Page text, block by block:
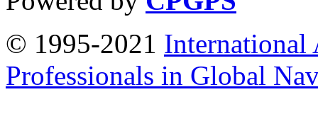
© 1995-2021 International
Professionals in Global